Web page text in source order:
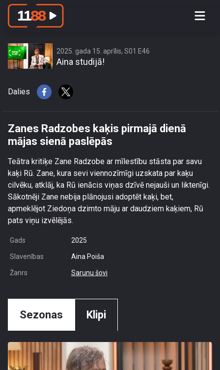
Zanes Radzobes kaķis pirmajā dienā
2025. gada 15. aprīlis, S01 E46
Aina studijā!
Dalies
Zanes Radzobes kaķis pirmajā dienā
mājas sienā paslēpās
Teātra kritiķe Zane Radzobe ar mīlestību stāsta par savu
kaķi Rū. Zane, kura sevi viennozīmīgi uzskata par kaķu
cilvēku, atklāj, ka Rū ienācis viņas dzīvē nejauši un liktenīgi.
Sākotnēji Zane nebija plānojusi adoptēt kaķi, bet,
apmeklējot Ziedoņa dzimto māju ar daudziem kaķiem, Rū
pats viņu izvēlējās.
Gads 2025
Slavenības Aina Poiša
Žanrs Sarunu šovi
Sezonas Klipi